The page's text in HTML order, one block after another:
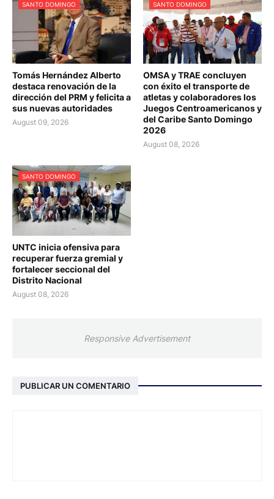
SANTO DOMINGO
Tomás Hernández Alberto
destaca renovación de la
dirección del PRM y felicita a
sus nuevas autoridades
August 09, 2026
SANTO DOMINGO
OMSA y TRAE concluyen
con éxito el transporte de
atletas y colaboradores los
Juegos Centroamericanos y
del Caribe Santo Domingo
2026
August 08, 2026
SANTO DOMINGO
UNTC inicia ofensiva para
recuperar fuerza gremial y
fortalecer seccional del
Distrito Nacional
August 08, 2026
Responsive Advertisement
PUBLICAR UN COMENTARIO